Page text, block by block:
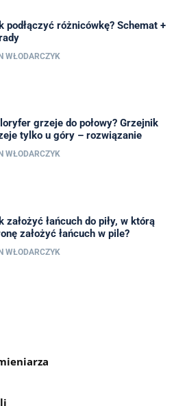
podłączyć różnicówkę? Schemat +
WŁODARCZYK
grzeje do połowy? Grzejnik
tylko u góry – rozwiązanie
WŁODARCZYK
założyć łańcuch do piły, w którą
założyć łańcuch w pile?
WŁODARCZYK